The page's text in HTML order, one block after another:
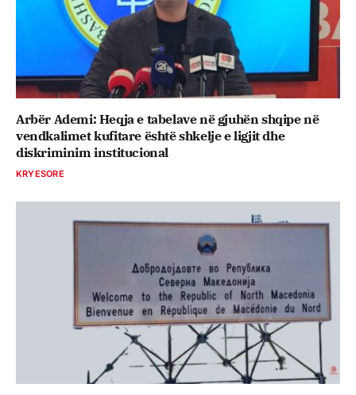
Arbër Ademi: Heqja e tabelave në gjuhën shqipe në
vendkalimet kufitare është shkelje e ligjit dhe
diskriminim institucional
KRYESORE